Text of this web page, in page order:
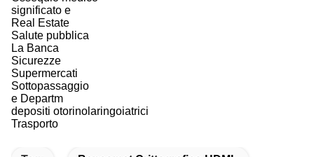
significato e
Real Estate
Salute pubblica
La Banca
Sicurezze
Supermercati
Sottopassaggio
e Departm
depositi otorinolaringoiatrici
Trasporto